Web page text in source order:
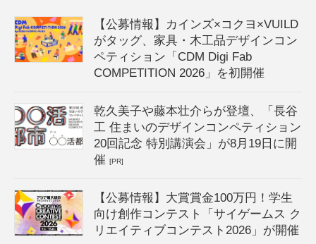
【公募情報】カインズ×コクヨ×VUILD
がタッグ、家具・木工品デザインコン
ペティション「CDM Digi Fab
COMPETITION 2026」を初開催
乾久美子や藤本壮介らが登壇、「長谷
工 住まいのデザインコンペティション
20回記念 特別講演会」が8月19日に開
催[PR]
【公募情報】大賞賞金100万円！学生
向け創作コンテスト「サイゲームス ク
リエイティブコンテスト2026」が開催